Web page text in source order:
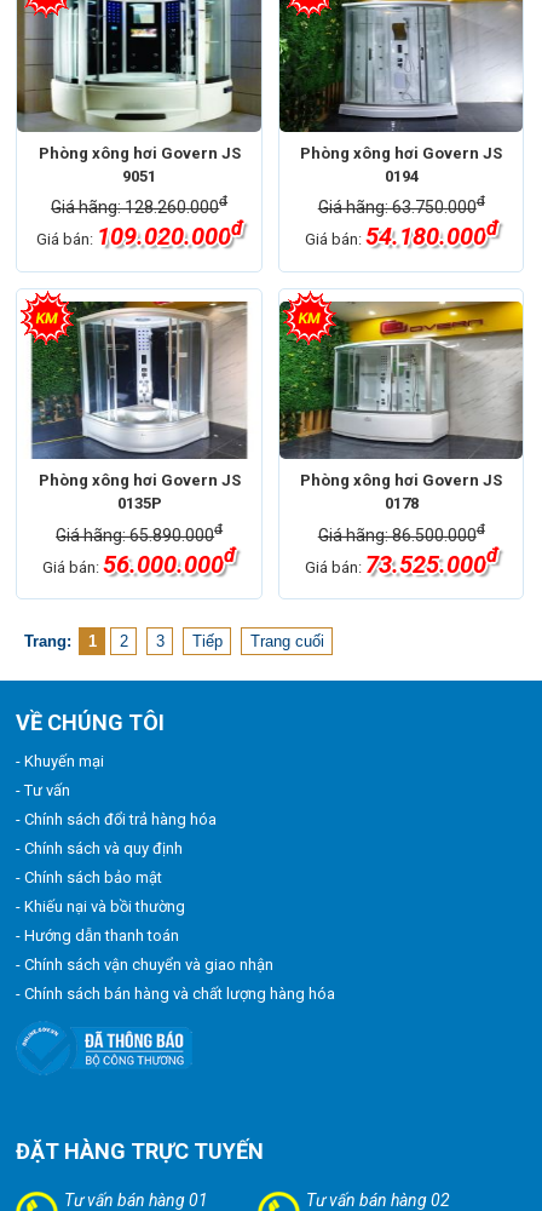
Phòng xông hơi Govern JS
9051
Giá hãng: 128.260.000đ
Giá bán: 109.020.000đ
Phòng xông hơi Govern JS
0194
Giá hãng: 63.750.000đ
Giá bán: 54.180.000đ
Phòng xông hơi Govern JS
0135P
Giá hãng: 65.890.000đ
Giá bán:56.000.000đ
Phòng xông hơi Govern JS
0178
Giá hãng: 86.500.000đ
Giá bán: 73.525.000đ
Trang: 1 2 3 Tiếp Trang cuối
VỀ CHÚNG TÔI
- Khuyến mại
- Tư vấn
- Chính sách đổi trả hàng hóa
- Chính sách và quy định
- Chính sách bảo mật
- Khiếu nại và bồi thường
- Hướng dẫn thanh toán
- Chính sách vận chuyển và giao nhận
- Chính sách bán hàng và chất lượng hàng hóa
ĐẶT HÀNG TRỰC TUYẾN
Tư vấn bán hàng 01 Tư vấn bán hàng 02